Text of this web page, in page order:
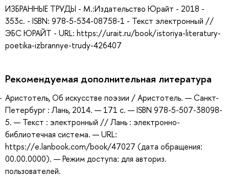
ИЗБРАННЫЕ ТРУДЫ - М.:Издательство Юрайт - 2018 -
353с. - ISBN: 978-5-534-08758-1 - Текст электронный //
ЭБС ЮРАЙТ - URL: https://urait.ru/book/istoriya-literatury-
poetika-izbrannye-trudy-426407
Рекомендуемая дополнительная литература
Аристотель, Об искусстве поэзии / Аристотель. — Санкт-
Петербург : Лань, 2014. — 171 с. — ISBN 978-5-507-38098-
5. — Текст : электронный // Лань : электронно-
библиотечная система. — URL:
https://e.lanbook.com/book/47027 (дата обращения:
00.00.0000). — Режим доступа: для авториз.
пользователей.